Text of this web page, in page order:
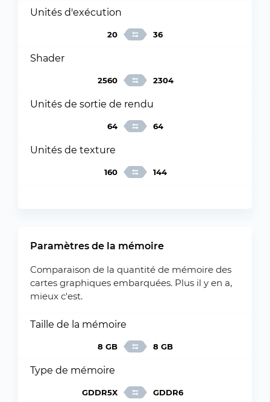
Unités d'exécution
20 36
Shader
2560 2304
Unités de sortie de rendu
64 64
Unités de texture
160 144
Paramètres de la mémoire
Comparaison de la quantité de mémoire des
cartes graphiques embarquées. Plus il y en a,
mieux c'est.
Taille de la mémoire
8 GB 8 GB
Type de mémoire
GDDR5X GDDR6